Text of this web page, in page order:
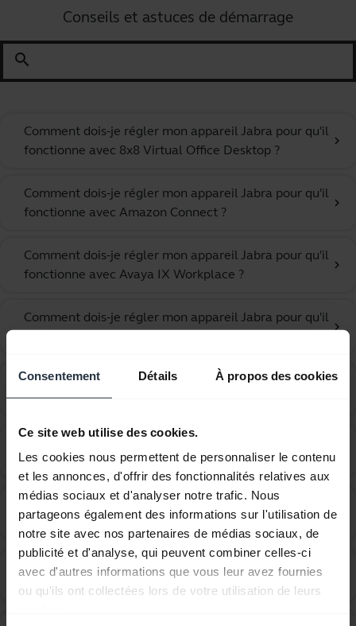
Consentement Détails À propos des cookies
Ce site web utilise des cookies.
Les cookies nous permettent de personnaliser le contenu
et les annonces, d'offrir des fonctionnalités relatives aux
médias sociaux et d'analyser notre trafic. Nous
partageons également des informations sur l'utilisation de
notre site avec nos partenaires de médias sociaux, de
publicité et d'analyse, qui peuvent combiner celles-ci
avec d'autres informations que vous leur avez fournies
ou qu'ils ont collectées lors de votre utilisation de leurs
Conseils et astuces de démarrage
search
Comment dois-je régler mon appareil Jabra pour qu'il
fonctionne avec 8x8 Virtual Office Desktop ?
chevron_right
Comment dois-je régler mon appareil Jabra pour qu'il
fonctionne avec Amazon Connect ?
chevron_right
Comment dois-je régler mon appareil Jabra pour qu'il
fonctionne avec Avaya IX Workplace ?
chevron_right
Comment dois-je régler mon appareil Jabra pour qu'il
chevron_right
Comment dois-je régler mon appareil Jabra pour qu'il
fonctionne avec Cisco Webex Teams ?
Comment dois-je régler mon appareil Jabra pour qu'il
fonctionne avec Counterpath Bria 4 ?
Comment dois-je régler mon appareil Jabra pour qu'il
fonctionne avec Genesys PureCloud ?
chevron_right
Comment dois-je régler mon appareil Jabra pour qu'il
fonctionne avec Google Hangouts ?